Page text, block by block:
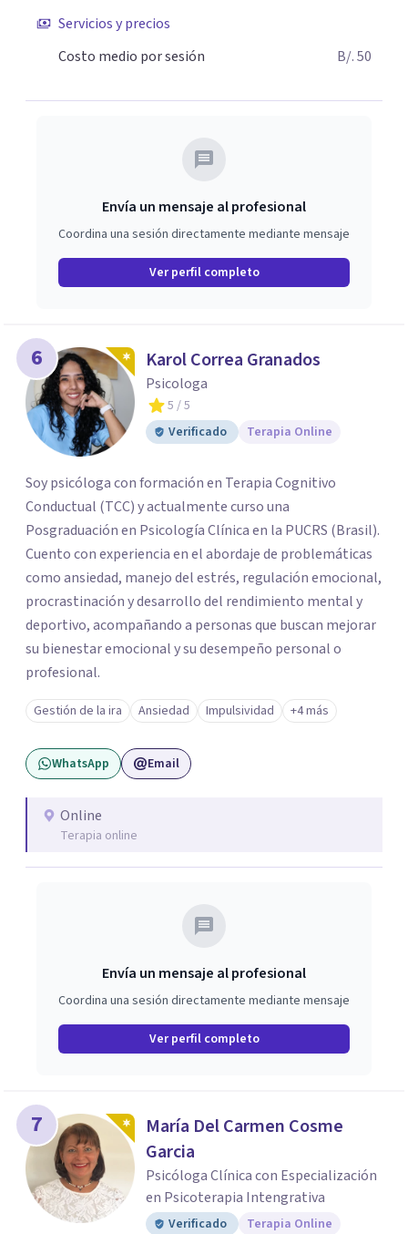
Servicios y precios
Costo medio por sesión
B/. 50
Envía un mensaje al profesional
Coordina una sesión directamente mediante mensaje
Ver perfil completo
6 Karol Correa Granados
Psicologa
5 / 5
Verificado
Terapia Online
Soy psicóloga con formación en Terapia Cognitivo
Conductual (TCC) y actualmente curso una
Posgraduación en Psicología Clínica en la PUCRS (Brasil).
Cuento con experiencia en el abordaje de problemáticas
como ansiedad, manejo del estrés, regulación emocional,
procrastinación y desarrollo del rendimiento mental y
deportivo, acompañando a personas que buscan mejorar
su bienestar emocional y su desempeño personal o
profesional.
Gestión de la ira Ansiedad Impulsividad +4 más
WhatsApp Email
Online
Terapia online
Envía un mensaje al profesional
Coordina una sesión directamente mediante mensaje
Ver perfil completo
7
María Del Carmen Cosme
Garcia
Psicóloga Clínica con Especialización
en Psicoterapia Intengrativa
Verificado Terapia Online